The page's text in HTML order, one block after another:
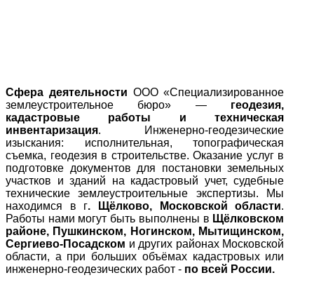
Сфера деятельности ООО «Специализированное
землеустроительное бюро» — геодезия,
кадастровые работы и техническая
инвентаризация. Инженерно-геодезические
изыскания: исполнительная, топографическая
съемка, геодезия в строительстве. Оказание услуг в
подготовке документов для постановки земельных
участков и зданий на кадастровый учет, судебные
технические землеустроительные экспертизы. Мы
находимся в г. Щёлково, Московской области.
Работы нами могут быть выполнены в Щёлковском
районе, Пушкинском, Ногинском, Мытищинском,
Сергиево-Посадском и других районах Московской
области, а при больших объёмах кадастровых или
инженерно-геодезических работ - по всей России.